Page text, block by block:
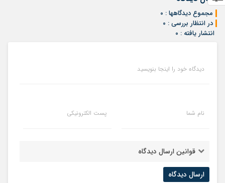
مجموع دیدگاهها : ۰
در انتظار بررسی : ۰
انتشار یافته : ۰
دیدگاه خود را اینجا بنویسید
نام شما پست الکترونیکی
قوانین ارسال دیدگاه